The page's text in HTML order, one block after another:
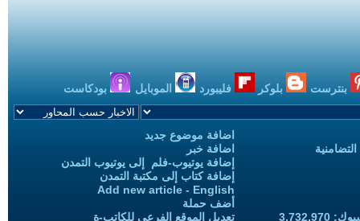
بنترست بلوكر فليبورد الموبايل بودكاست
اضافة موضوع جديد
اضافة خبر
إضافة يوتيوب-فلم إلى يوتيوب التمدن
إضافة كتاب إلى مكتبة التمدن
Add new article - English
أضف حملة
تعديل الموقع الفرعي للكاتب-ة